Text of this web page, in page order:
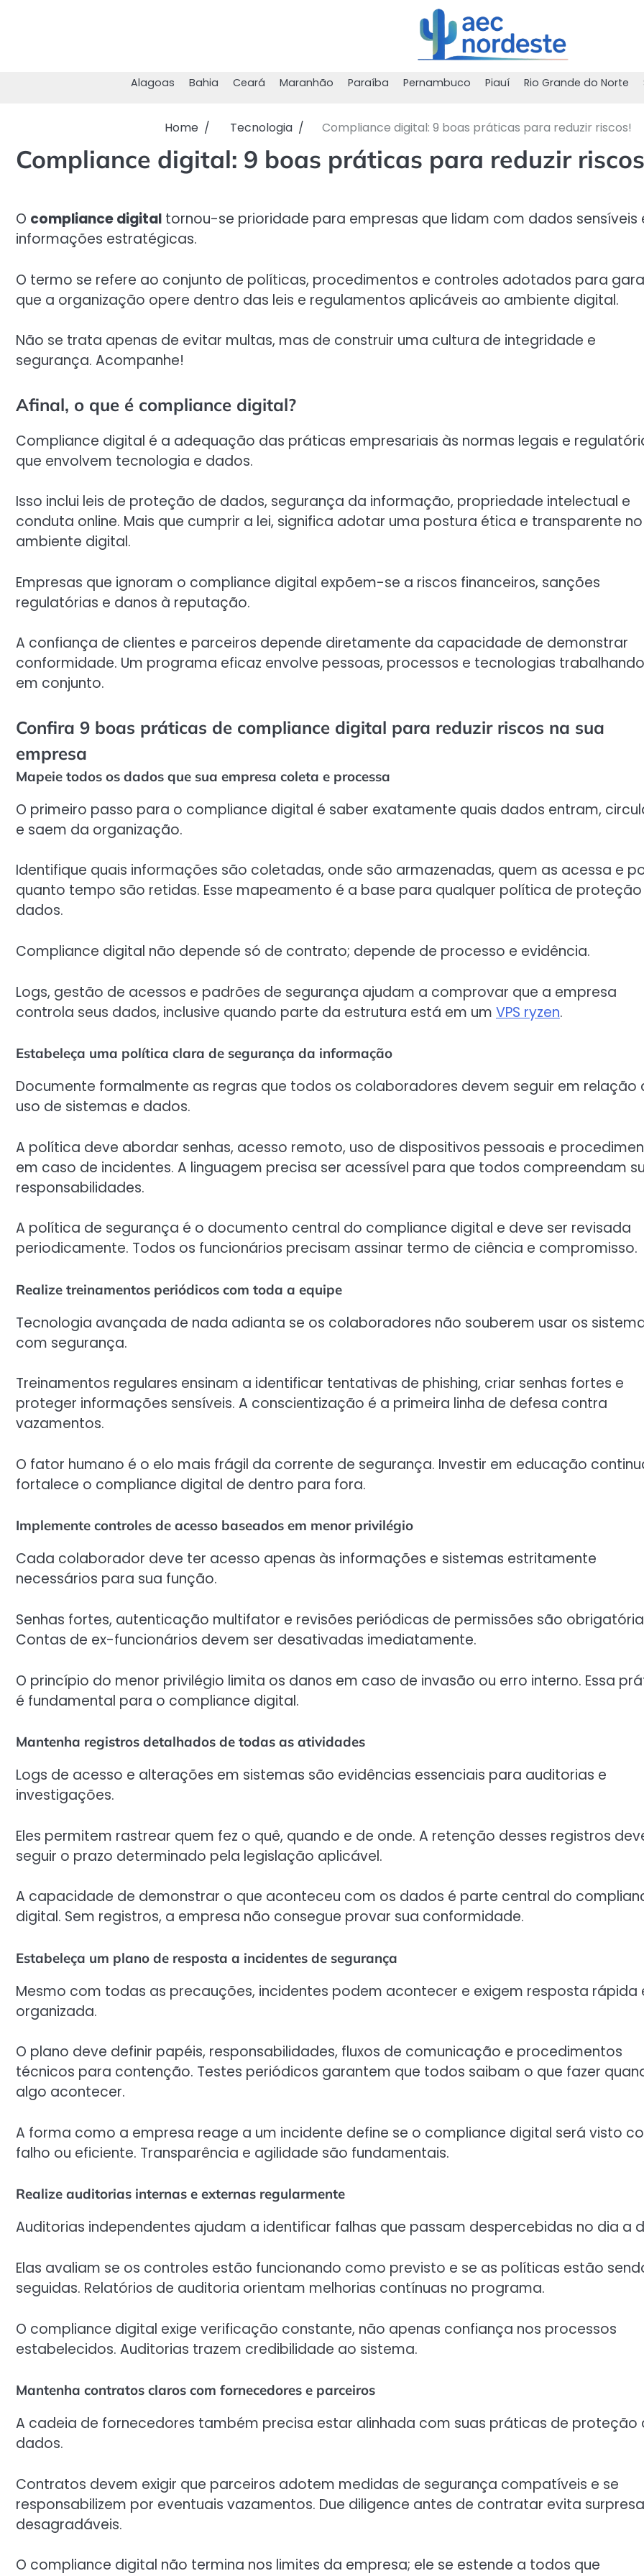
Alagoas Bahia Ceará Maranhão Paraíba Pernambuco Piauí Rio Grande do Norte
Home Tecnologia Compliance digital: 9 boas práticas para reduzir riscos!
Compliance digital: 9 boas práticas para reduzir
O compliance digital tornou-se prioridade para empresas que lidam com dados sensíveis
informações estratégicas.
O termo se refere ao conjunto de políticas, procedimentos e controles adotados para
que a organização opere dentro das leis e regulamentos aplicáveis ao ambiente digital.
Não se trata apenas de evitar multas, mas de construir uma cultura de integridade e
segurança. Acompanhe!
Afinal, o que é compliance digital?
Compliance digital é a adequação das práticas empresariais às normas legais e
que envolvem tecnologia e dados.
Isso inclui leis de proteção de dados, segurança da informação, propriedade intelectual e
conduta online. Mais que cumprir a lei, significa adotar uma postura ética e transparente no
ambiente digital.
Empresas que ignoram o compliance digital expõem-se a riscos financeiros, sanções
regulatórias e danos à reputação.
A confiança de clientes e parceiros depende diretamente da capacidade de demonstrar
conformidade. Um programa eficaz envolve pessoas, processos e tecnologias trabalhando
em conjunto.
Confira 9 boas práticas de compliance digital para reduzir riscos na sua
empresa
Mapeie todos os dados que sua empresa coleta e processa
O primeiro passo para o compliance digital é saber exatamente quais dados entram,
e saem da organização.
Identifique quais informações são coletadas, onde são armazenadas, quem as acessa e
quanto tempo são retidas. Esse mapeamento é a base para qualquer política de
dados.
Compliance digital não depende só de contrato; depende de processo e evidência.
Logs, gestão de acessos e padrões de segurança ajudam a comprovar que a empresa
controla seus dados, inclusive quando parte da estrutura está em um VPS ryzen.
Estabeleça uma política clara de segurança da informação
Documente formalmente as regras que todos os colaboradores devem seguir em relação
uso de sistemas e dados.
A política deve abordar senhas, acesso remoto, uso de dispositivos pessoais e
em caso de incidentes. A linguagem precisa ser acessível para que todos compreendam
responsabilidades.
A política de segurança é o documento central do compliance digital e deve ser revisada
periodicamente. Todos os funcionários precisam assinar termo de ciência e compromisso.
Realize treinamentos periódicos com toda a equipe
Tecnologia avançada de nada adianta se os colaboradores não souberem usar os
com segurança.
Treinamentos regulares ensinam a identificar tentativas de phishing, criar senhas fortes e
proteger informações sensíveis. A conscientização é a primeira linha de defesa contra
vazamentos.
O fator humano é o elo mais frágil da corrente de segurança. Investir em educação
fortalece o compliance digital de dentro para fora.
Implemente controles de acesso baseados em menor privilégio
Cada colaborador deve ter acesso apenas às informações e sistemas estritamente
necessários para sua função.
Senhas fortes, autenticação multifator e revisões periódicas de permissões são
Contas de ex-funcionários devem ser desativadas imediatamente.
O princípio do menor privilégio limita os danos em caso de invasão ou erro interno. Essa
é fundamental para o compliance digital.
Mantenha registros detalhados de todas as atividades
Logs de acesso e alterações em sistemas são evidências essenciais para auditorias e
investigações.
Eles permitem rastrear quem fez o quê, quando e de onde. A retenção desses registros
seguir o prazo determinado pela legislação aplicável.
A capacidade de demonstrar o que aconteceu com os dados é parte central do
digital. Sem registros, a empresa não consegue provar sua conformidade.
Estabeleça um plano de resposta a incidentes de segurança
Mesmo com todas as precauções, incidentes podem acontecer e exigem resposta rápida
organizada.
O plano deve definir papéis, responsabilidades, fluxos de comunicação e procedimentos
técnicos para contenção. Testes periódicos garantem que todos saibam o que fazer
algo acontecer.
A forma como a empresa reage a um incidente define se o compliance digital será visto
falho ou eficiente. Transparência e agilidade são fundamentais.
Realize auditorias internas e externas regularmente
Auditorias independentes ajudam a identificar falhas que passam despercebidas no dia a
Elas avaliam se os controles estão funcionando como previsto e se as políticas estão
seguidas. Relatórios de auditoria orientam melhorias contínuas no programa.
O compliance digital exige verificação constante, não apenas confiança nos processos
estabelecidos. Auditorias trazem credibilidade ao sistema.
Mantenha contratos claros com fornecedores e parceiros
A cadeia de fornecedores também precisa estar alinhada com suas práticas de proteção
dados.
Contratos devem exigir que parceiros adotem medidas de segurança compatíveis e se
responsabilizem por eventuais vazamentos. Due diligence antes de contratar evita
desagradáveis.
O compliance digital não termina nos limites da empresa; ele se estende a todos que